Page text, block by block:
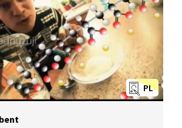
v zemědělství a lesnictví,
půdu zamořovat chemickými
je aplikovat proti
či jiným škůdcům.
PL